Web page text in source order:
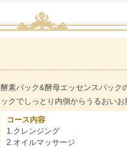
酵素パック&酵母エッセンスパック
ックでしっとり内側からうるおいお
コース内容
1.クレンジング
2.オイルマッサージ